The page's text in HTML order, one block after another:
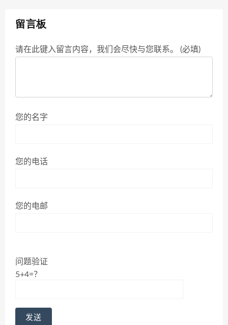
留言板
请在此键入留言内容，我们会尽快与您联系。 (必填)
您的名字
您的电话
您的电邮
问题验证
5+4=？